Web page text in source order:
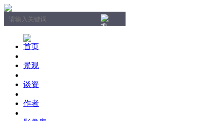
首页
景观
谈资
作者